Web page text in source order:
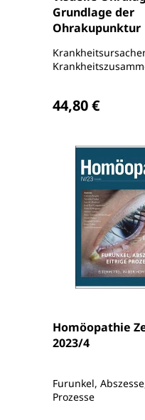
Grundlage der
Ohrakupunktur
44,80 €
Homöopathie
2023/4
Furunkel,
Prozesse